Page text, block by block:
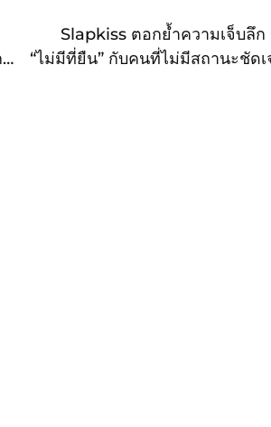
Slapkiss ตอกย้ำความเจ็บลึก
“ไม่มีที่ยืน” กับคนที่ไม่มีสถานะชัดเ